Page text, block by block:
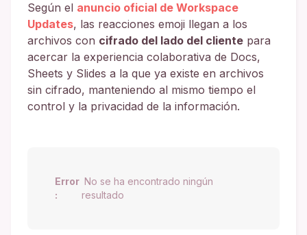
Según el anuncio oficial de Workspace
Updates, las reacciones emoji llegan a los
archivos con cifrado del lado del cliente para
acercar la experiencia colaborativa de Docs,
Sheets y Slides a la que ya existe en archivos
sin cifrado, manteniendo al mismo tiempo el
control y la privacidad de la información.
Error
:
No se ha encontrado ningún
resultado